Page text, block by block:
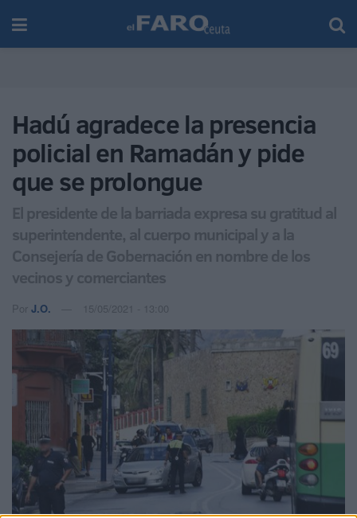
Hadú agradece la presencia
policial en Ramadán y pide
que se prolongue
El presidente de la barriada expresa su gratitud al
superintendente, al cuerpo municipal y a la
Consejería de Gobernación en nombre de los
vecinos y comerciantes
Por J.O. 15/05/2021 - 13:00